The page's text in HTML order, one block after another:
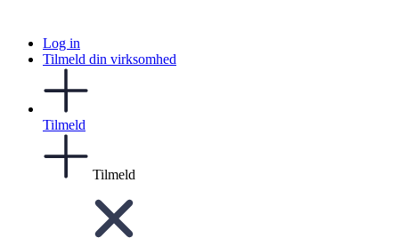
Log in
Tilmeld din virksomhed
Tilmeld
Tilmeld